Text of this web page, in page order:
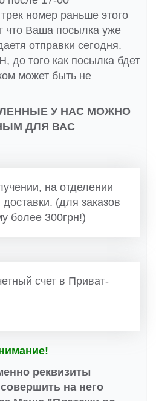
номер раньше этого
что Ваша посылка уже
отправки сегодня.
до того как посылка бдет
может быть не
У НАС МОЖНО
ДЛЯ ВАС
на отделении
(для заказов
более 300грн!)
счет в Приват-
реквизиты
на него